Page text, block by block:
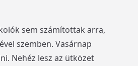
sem számítottak arra,
szemben. Vasárnap
Nehéz lesz az ütközet